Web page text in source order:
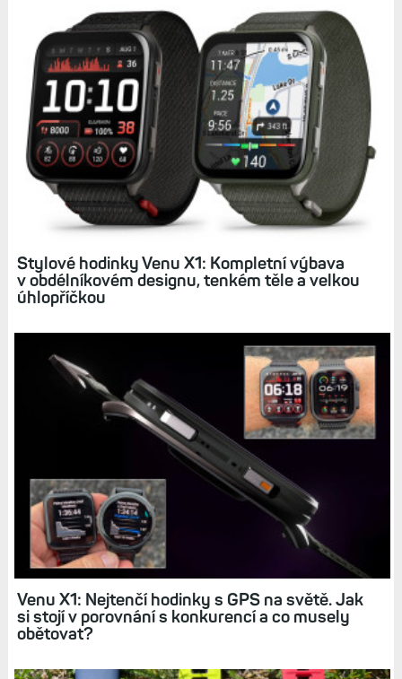
Související články
Index nositelnosti: Jak pohodlné jsou hodinky
na ruce, jak dobře se ovládají a jak se s nimi spí